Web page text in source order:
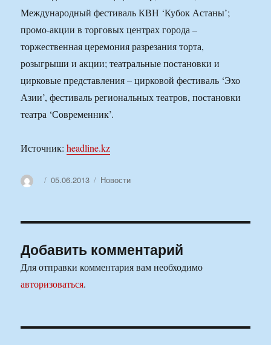
Международный фестиваль КВН ‘Кубок Астаны’;
промо-акции в торговых центрах города –
торжественная церемония разрезания торта,
розыгрыши и акции; театральные постановки и
цирковые представления – цирковой фестиваль ‘Эхо
Азии’, фестиваль региональных театров, постановки
театра ‘Современник’.
Источник:headline.kz
АвторОпубликовано
05.06.2013 Рубрики
Новости
Добавить комментарий
Для отправки комментария вам необходимо
авторизоваться.